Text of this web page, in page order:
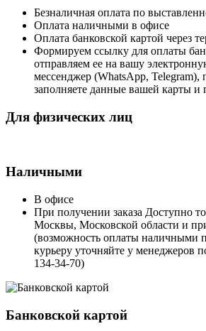
Безналичная оплата по
Оплата наличными в офисе
Оплата банковской картой через
Формируем ссылку для оплаты
отправляем ее на вашу
мессенджер (WhatsApp, Telegram),
заполняете данные вашей карты и
Для физических лиц
Наличными
В офисе
При получении заказа Доступно
Москвы, Московской области и
(возможность оплаты наличными
курьеру уточняйте у менеджеров
134-34-70)
Банковской картой